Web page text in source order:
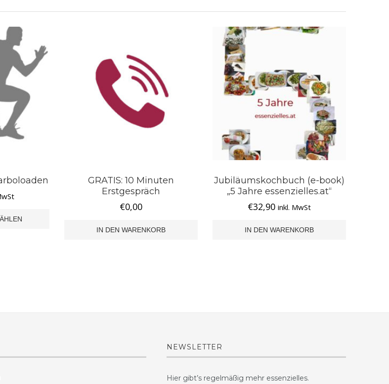
GRATIS: 10 Minuten
Erstgespräch
€0,00
IN DEN WARENKORB
Jubiläumskochbuch (e-book)
„5 Jahre essenzielles.at“
€32,90 inkl. MwSt
IN DEN WARENKORB
NEWSLETTER
Hier gibt’s regelmäßig mehr essenzielles.